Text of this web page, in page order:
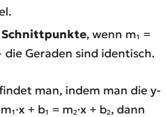
Schnittpunkte, wenn m₁ =
die Geraden sind identisch.
man, indem man die y-
+ b₁ = m₂·x + b₂, dann